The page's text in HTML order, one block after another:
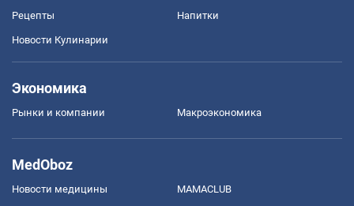
Рецепты Напитки
Новости Кулинарии
Экономика
Рынки и компании Mакроэкономика
MedOboz
Новости медицины MAMACLUB